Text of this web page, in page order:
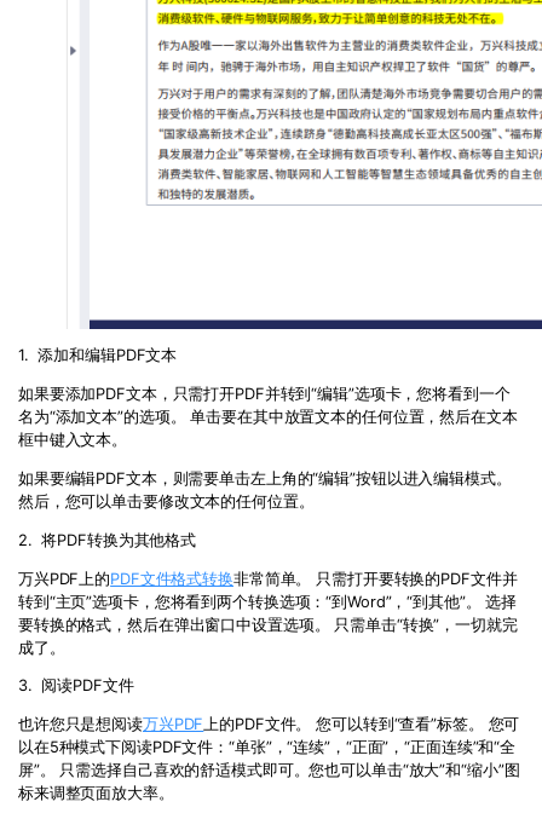
1. 添加和编辑PDF文本
如果要添加PDF文本，只需打开PDF并转到“编辑”选项卡，您将看到一个
名为“添加文本”的选项。 单击要在其中放置文本的任何位置，然后在文本
框中键入文本。
如果要编辑PDF文本，则需要单击左上角的“编辑”按钮以进入编辑模式。
然后，您可以单击要修改文本的任何位置。
2. 将PDF转换为其他格式
万兴PDF上的PDF文件格式转换非常简单。 只需打开要转换的PDF文件并
转到“主页”选项卡，您将看到两个转换选项：“到Word”，“到其他”。 选择
要转换的格式，然后在弹出窗口中设置选项。 只需单击“转换”，一切就完
成了。
3. 阅读PDF文件
也许您只是想阅读万兴PDF上的PDF文件。 您可以转到“查看”标签。 您可
以在5种模式下阅读PDF文件：“单张”，“连续”，“正面”，“正面连续”和“全
屏”。 只需选择自己喜欢的舒适模式即可。您也可以单击“放大”和“缩小”图
标来调整页面放大率。